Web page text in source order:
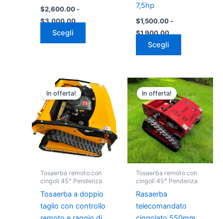
$2,600.00 -
$3,000.00
Scegli
7,5hp
$1,500.00 -
$1,900.00
Scegli
In offerta!
Tosaerba remoto con
cingoli 45° Pendenza
Tosaerba a doppio
taglio con controllo
Fascia
di
prezzo:
da
$3,000.00
a
$4,100.00
Questo
prodotto
ha
più
varianti.
Le
opzioni
essere
scelte
nella
pagina
In offerta!
Tosaerba remoto con
cingoli 45° Pendenza
Rasaerba
telecomandato
Fascia
di
prezzo:
da
$1,600.00
a
$2,000.00
Questo
prodotto
ha
più
varianti.
Le
opzioni
essere
nella
pagina